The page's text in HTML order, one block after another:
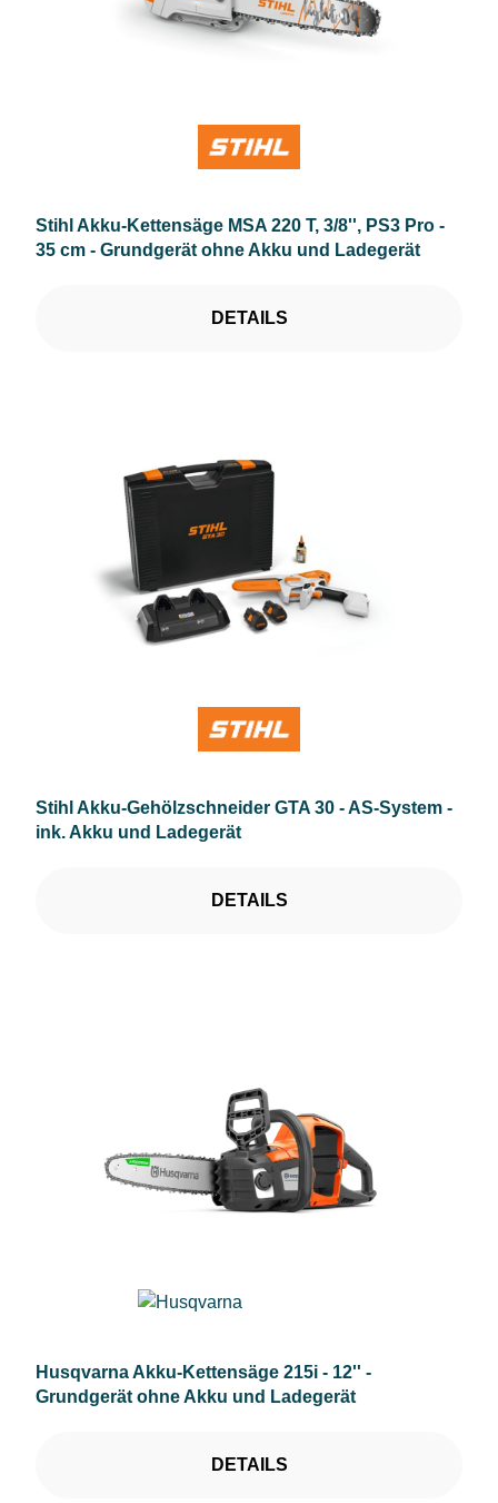
Stihl Akku-Kettensäge MSA 220 T, 3/8'', PS3 Pro -
35 cm - Grundgerät ohne Akku und Ladegerät
DETAILS
Stihl Akku-Gehölzschneider GTA 30 - AS-System -
ink. Akku und Ladegerät
DETAILS
Husqvarna Akku-Kettensäge 215i - 12'' -
Grundgerät ohne Akku und Ladegerät
DETAILS